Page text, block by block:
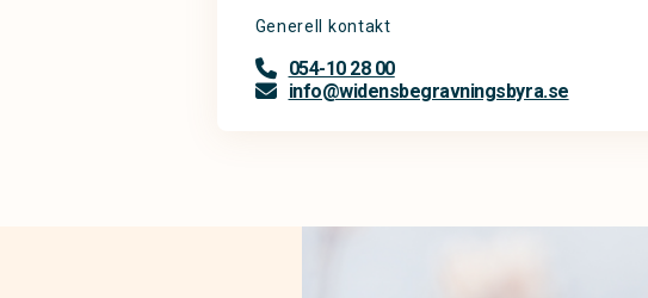
Generell kontakt
054-10 28 00
info@widensbegravningsbyra.se